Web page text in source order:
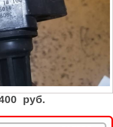
руб.